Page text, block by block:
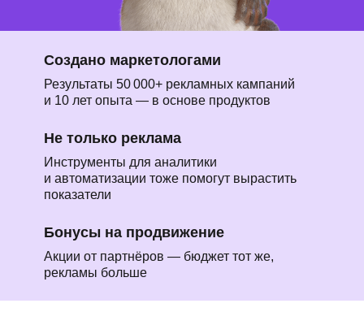
Создано маркетологами
Результаты 50 000+ рекламных кампаний
и 10 лет опыта — в основе продуктов
Не только реклама
Инструменты для аналитики
и автоматизации тоже помогут вырастить
показатели
Бонусы на продвижение
Акции от партнёров — бюджет тот же,
рекламы больше